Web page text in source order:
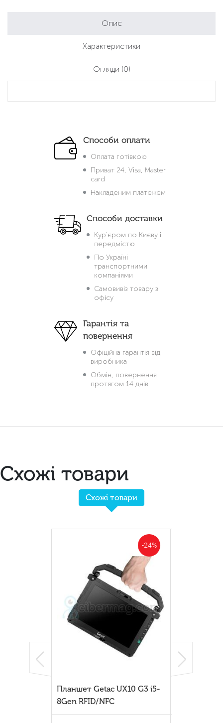
Опис
Характеристики
Огляди (0)
Способи оплати
Оплата готівкою
Приват 24, Visa, Master
card
Накладеним платежем
Способи доставки
Кур'єром по Києву і
передмістю
По Україні
транспортними
компаніями
Самовивіз товару з
офісу
Гарантія та
повернення
Офіційна гарантія від
виробника
Обмін, повернення
протягом 14 днів
Схожі товари
Схожі товари
-24%
Планшет Getac UX10 G3 i5-
8Gen RFID/NFC